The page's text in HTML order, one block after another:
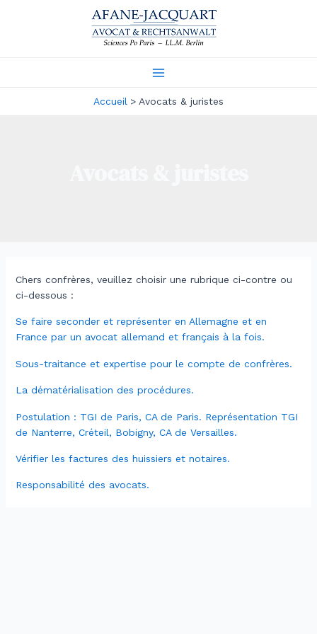
Menu
Accueil Avocats & juristes
Chers confrères, veuillez choisir une rubrique ci-contre ou
ci-dessous :
Se faire seconder et représenter en Allemagne et en
France par un avocat allemand et français à la fois.
Sous-traitance et expertise pour le compte de confrères.
La dématérialisation des procédures.
Postulation : TGI de Paris, CA de Paris. Représentation TGI
de Nanterre, Créteil, Bobigny, CA de Versailles.
Vérifier les factures des huissiers et notaires.
Responsabilité des avocats.